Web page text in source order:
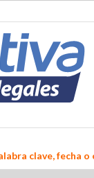
clave, fecha